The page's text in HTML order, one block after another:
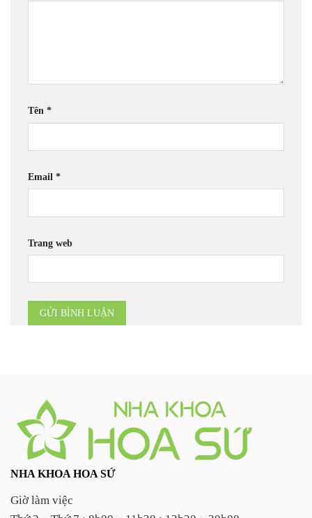
Tên *
Email *
Trang web
NHA KHOA HOA SỨ
Giờ làm việc